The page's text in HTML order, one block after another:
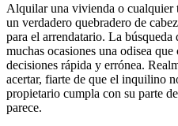
Alquilar una vivienda o cualquier
un verdadero quebradero de
para el arrendatario. La
muchas ocasiones una odisea
decisiones rápida y errónea.
acertar, fiarte de que el inquilino
propietario cumpla con su parte
parece.